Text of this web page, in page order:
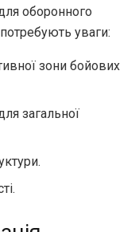
оборонного
уваги:
зони бойових
загальної